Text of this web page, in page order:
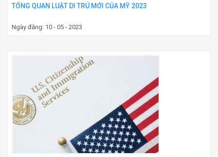
TỔNG QUAN LUẬT DI TRÚ MỚI CỦA MỸ 2023
Ngày đăng: 10 - 05 - 2023